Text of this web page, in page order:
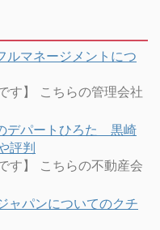
ルマネージメントにつ
す】 こちらの管理会社
デパートひろた 黒崎
評判
す】 こちらの不動産会
ャパンについてのクチ